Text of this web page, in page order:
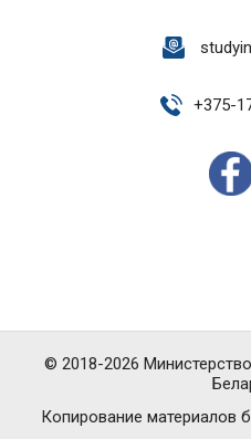
+375-
Копирование материалов
© 2018-2026